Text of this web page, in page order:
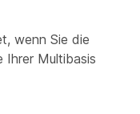
wenn Sie die
Ihrer Multibasis